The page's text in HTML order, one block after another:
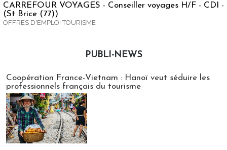
CARREFOUR VOYAGES - Conseiller voyages H/F - CDI -
(St Brice (77))
OFFRES D'EMPLOI TOURISME
PUBLI-NEWS
Coopération France-Vietnam : Hanoï veut séduire les
professionnels français du tourisme